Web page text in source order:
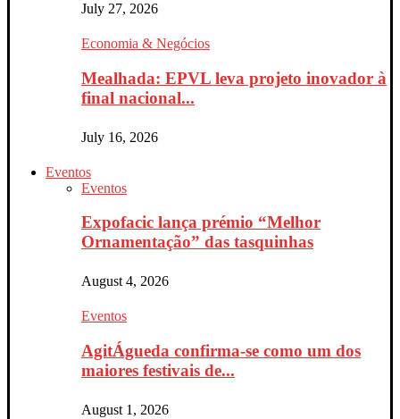
July 27, 2026
Economia & Negócios
Mealhada: EPVL leva projeto inovador à
final nacional...
July 16, 2026
Eventos
Eventos
Expofacic lança prémio “Melhor
Ornamentação” das tasquinhas
August 4, 2026
Eventos
AgitÁgueda confirma-se como um dos
maiores festivais de...
August 1, 2026